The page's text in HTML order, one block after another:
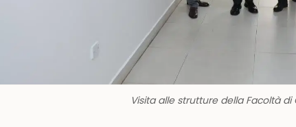
Visita alle strutture della Facoltà di